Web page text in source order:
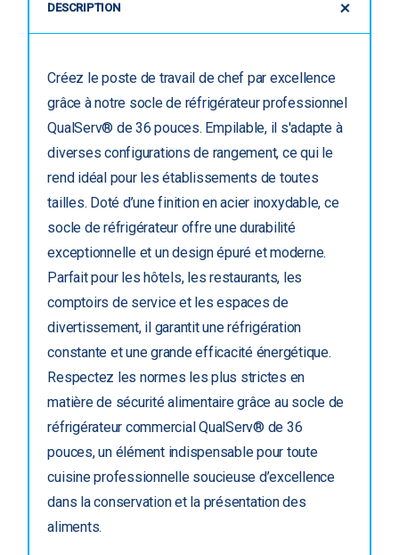
DESCRIPTION
Créez le poste de travail de chef par excellence
grâce à notre socle de réfrigérateur professionnel
QualServ® de 36 pouces. Empilable, il s'adapte à
diverses configurations de rangement, ce qui le
rend idéal pour les établissements de toutes
tailles. Doté d’une finition en acier inoxydable, ce
socle de réfrigérateur offre une durabilité
exceptionnelle et un design épuré et moderne.
Parfait pour les hôtels, les restaurants, les
comptoirs de service et les espaces de
divertissement, il garantit une réfrigération
constante et une grande efficacité énergétique.
Respectez les normes les plus strictes en
matière de sécurité alimentaire grâce au socle de
réfrigérateur commercial QualServ® de 36
pouces, un élément indispensable pour toute
cuisine professionnelle soucieuse d’excellence
dans la conservation et la présentation des
aliments.